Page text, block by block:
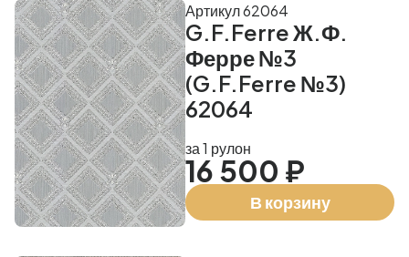
G.F.Ferre Ж.Ф.
Ферре №3
(G.F.Ferre №3)
62064
Артикул 62064
за 1 рулон
16 500 ₽
В корзину